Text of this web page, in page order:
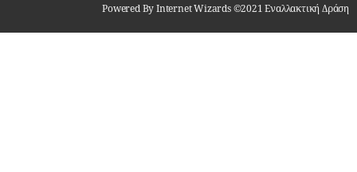
Powered By Internet Wizards ©2021 Εναλλακτική Δράση